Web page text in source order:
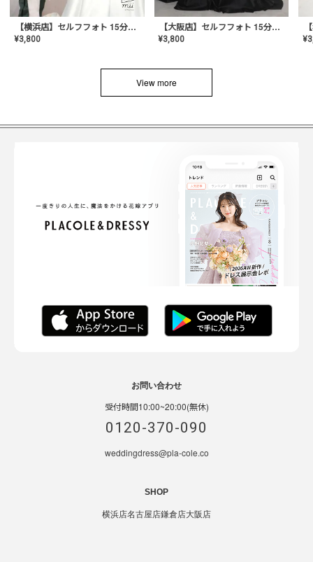
【横浜店】セルフフォト 15分撮り放題プラン
¥3,800
【大阪店】セルフフォト 15分撮り放題プラン
¥3,800 ¥
View more
お問い合わせ
受付時間10:00~20:00(無休)
0120-370-090
weddingdress@pla-cole.co
SHOP
横浜店名古屋店鎌倉店大阪店